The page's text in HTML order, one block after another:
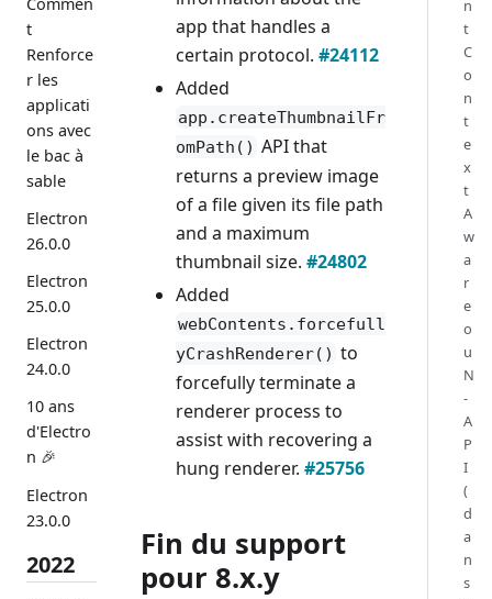
t
Renforce
r les
applicati
ons avec
le bac à
sable
Electron
26.0.0
Electron
25.0.0
Electron
24.0.0
10 ans
d'Electro
n 🎉
Electron
23.0.0
2022
app that handles a
certain protocol. #24112
Added
app.createThumbnailFr
omPath() API that
returns a preview image
of a file given its file path
and a maximum
thumbnail size. #24802
Added
webContents.forcefull
yCrashRenderer() to
forcefully terminate a
renderer process to
assist with recovering a
hung renderer. #25756
Fin du support
pour 8.x.y
n
t
C
o
n
t
e
x
t
A
w
a
r
e
o
u
N
-
A
P
I
(
d
a
n
s